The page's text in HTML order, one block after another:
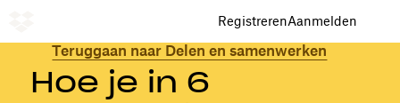
RegistrerenAanmelden
Teruggaan naar Delen en samenwerken
Hoe je in 6